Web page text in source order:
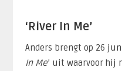
‘River In Me’
Anders brengt op 26
In Me’ uit waarvoor hij